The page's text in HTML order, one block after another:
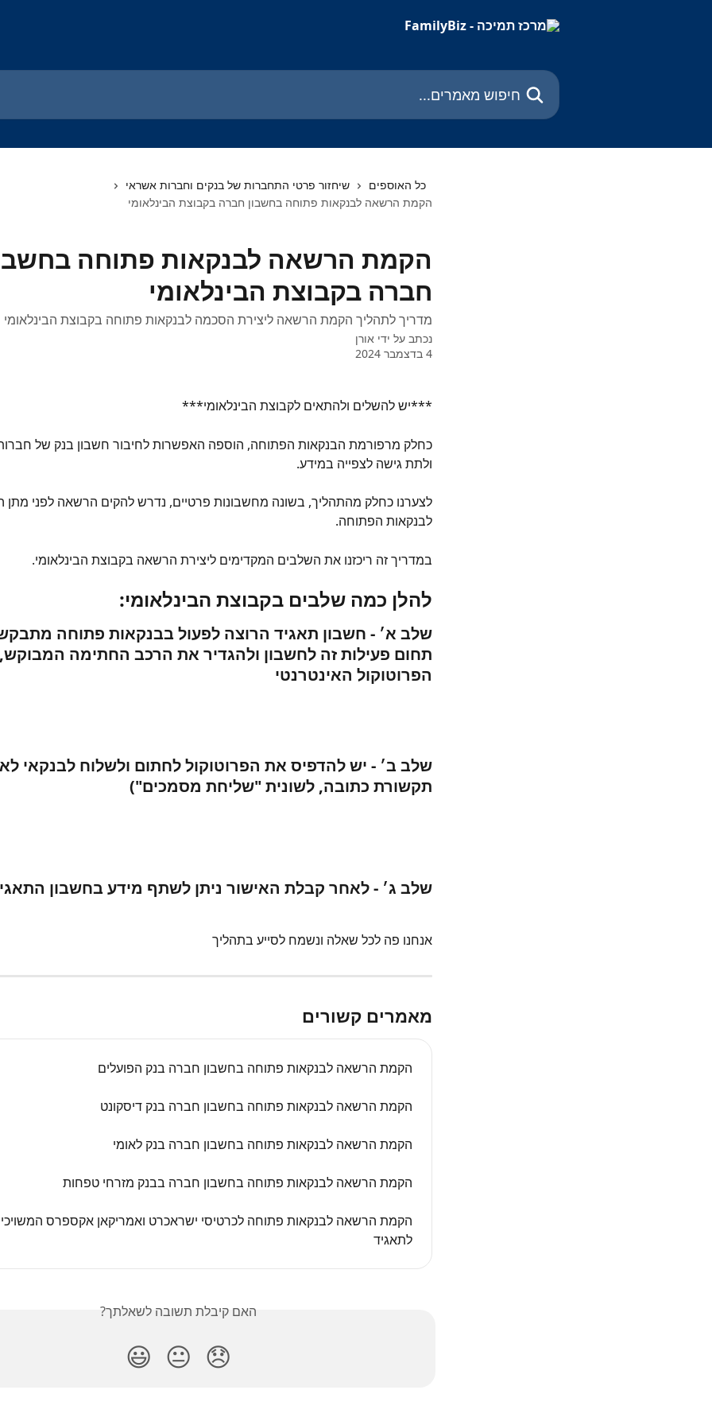
חיפוש מאמרים...
כל האוספים
שיחזור פרטי התחברות של בנקים וחברות אשראי
הקמת הרשאה לבנקאות פתוחה בחשבון חברה בקבוצת הבינלאומי
הקמת הרשאה לבנקאות פתוחה
חברה בקבוצת הבינלאומי
מדריך לתהליך הקמת הרשאה ליצירת הסכמה לבנקאות פתוחה בקבוצת הבינלאומי
נכתב על ידי אורן
4 בדצמבר 2024
***יש להשלים ולהתאים לקבוצת הבינלאומי***
כחלק מרפורמת הבנקאות הפתוחה, הוספה האפשרות לחיבור חשבון בנק של
ולתת גישה לצפייה במידע.
לצערנו כחלק מהתהליך, בשונה מחשבונות פרטיים, נדרש להקים הרשאה לפני
לבנקאות הפתוחה.
במדריך זה ריכזנו את השלבים המקדימים ליצירת הרשאה בקבוצת הבינלאומי.
להלן כמה שלבים בקבוצת הבינלאומי:
שלב א׳ - חשבון תאגיד הרוצה לפעול בבנקאות פתוחה
תחום פעילות זה לחשבון ולהגדיר את הרכב החתימה
הפרוטוקול האינטרנטי
שלב ב׳ - יש להדפיס את הפרוטוקול לחתום ולשלוח לבנקאי
תקשורת כתובה, לשונית "שליחת מסמכים")
שלב ג׳ - לאחר קבלת האישור ניתן לשתף מידע בחשבון
אנחנו פה לכל שאלה ונשמח לסייע בתהליך
מאמרים קשורים
הקמת הרשאה לבנקאות פתוחה בחשבון חברה בנק הפועלים
הקמת הרשאה לבנקאות פתוחה בחשבון חברה בנק דיסקונט
הקמת הרשאה לבנקאות פתוחה בחשבון חברה בנק לאומי
הקמת הרשאה לבנקאות פתוחה בחשבון חברה בבנק מזרחי טפחות
הקמת הרשאה לבנקאות פתוחה לכרטיסי ישראכרט ואמריקאן אקספרס
לתאגיד
האם קיבלת תשובה לשאלתך?
😞
😐
😃